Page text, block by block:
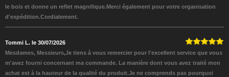
le bois et donne un reflet magnifique.Merci également pour votre organisation
d'expédition.Cordialement.
Tommi L. le 30/07/2026
Mesdames, Messieurs,Je tiens à vous remercier pour l'excellent service que vous
m'avez fourni concernant ma commande. La manière dont vous avez traité mon
achat est à la hauteur de la qualité du produit.Je ne comprends pas pourquoi